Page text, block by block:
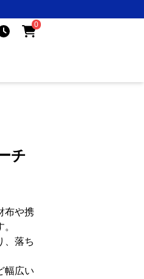
0
チ
布や携
、落ち
幅広い